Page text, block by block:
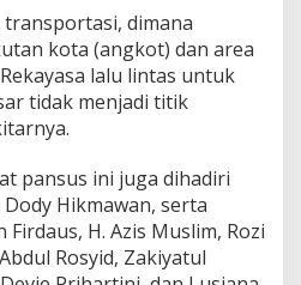
transportasi, dimana
kota (angkot) dan area
lalu lintas untuk
tidak menjadi titik
pansus ini juga dihadiri
Hikmawan, serta
H. Azis Muslim, Rozi
Rosyid, Zakiyatul